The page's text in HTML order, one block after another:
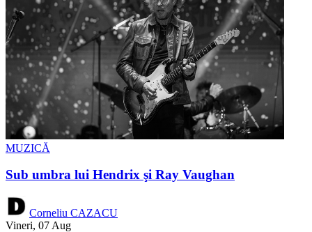
MUZICĂ
Sub umbra lui Hendrix şi Ray Vaughan
Corneliu CAZACU
Vineri, 07 Aug